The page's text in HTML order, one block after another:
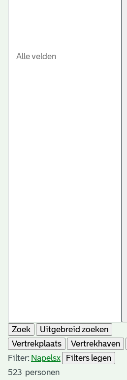
Zoek
Uitgebreid zoeken
Vertrekplaats
Vertrekhaven
Filter: Napelsx
Filters legen
523 personen